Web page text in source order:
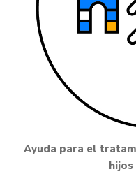
Ayuda para el
hijos